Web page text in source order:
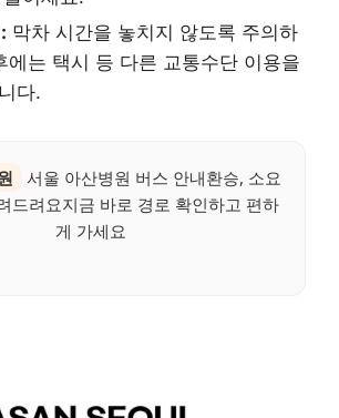
막차 시간을 놓치지 않도록 주의하
에는 택시 등 다른 교통수단 이용을
다.
서울 아산병원 버스 안내환승, 소요
드려요지금 바로 경로 확인하고 편하
게 가세요